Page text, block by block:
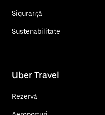
Siguranță
Sustenabilitate
Uber Travel
Rezervă